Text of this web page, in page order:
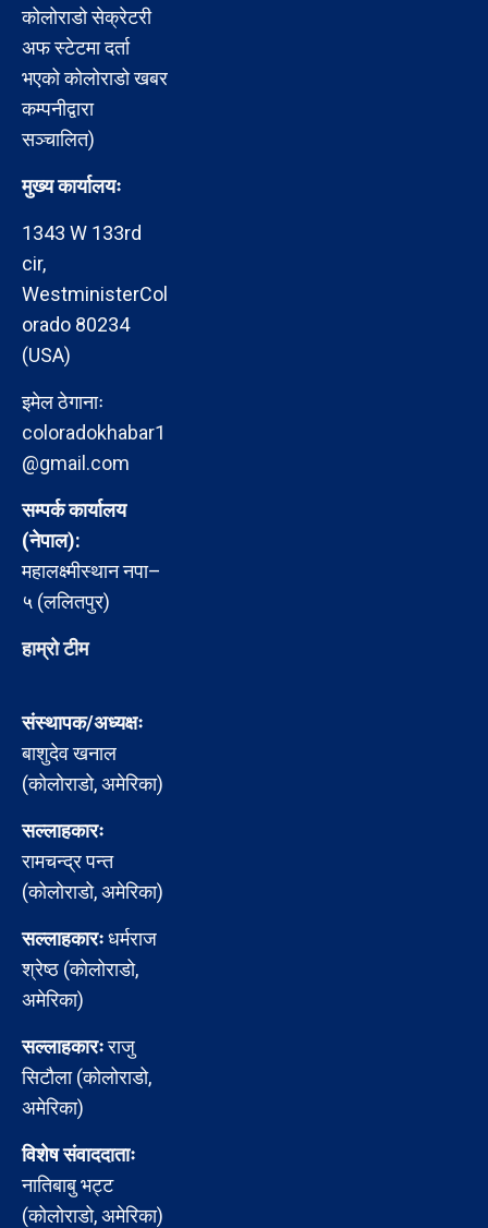
कोलोराडो सेक्रेटरी
अफ स्टेटमा दर्ता
भएको कोलोराडो खबर
कम्पनीद्वारा
सञ्चालित)
मुख्य कार्यालयः
1343 W 133rd
cir,
WestministerCol
orado 80234
(USA)
इमेल ठेगानाः
coloradokhabar1
@gmail.com
सम्पर्क कार्यालय
(नेपाल):
महालक्ष्मीस्थान नपा–
५ (ललितपुर)
हाम्रो टीम
संस्थापक/अध्यक्षः
बाशुदेव खनाल
(कोलोराडो, अमेरिका)
सल्लाहकारः
रामचन्द्र पन्त
(कोलोराडो, अमेरिका)
सल्लाहकारःधर्मराज
श्रेष्ठ (कोलोराडो,
अमेरिका)
सल्लाहकारःराजु
सिटौला (कोलोराडो,
अमेरिका)
विशेष संवाददाताः
नातिबाबु भट्ट
(कोलोराडो, अमेरिका)